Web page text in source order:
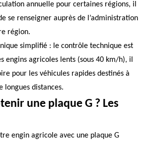
annuellepour certaines régions, il
se renseigner auprès de l’administration
région.
simplifié : le contrôle technique est
engins agricoles lents (sous 40 km/h), il
pour les véhicules rapides destinés à
longues distances.
une plaque G ? Les
engin agricole avec une plaque G